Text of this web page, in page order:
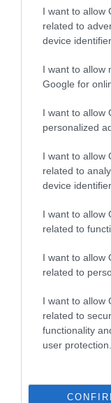
I want to allow
related to
device
I want to allow
Google for
I want to allow
personalized
I want to allow
related to
device
I want to allow
related to
I want to allow
related to
I want to allow
related to
functionality
user protection.
A Genfi
végeztek olyan
összetételét
hogy léteznek-e
jellemzők egy-
volt az egyes
meghatározni.
Ezt is olvasd el!
Az általuk
nagyszerűen
pontossággal
ját – azaz a
továbbá 50
közelebb